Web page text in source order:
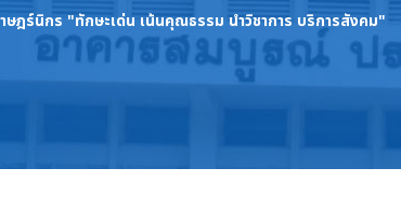
ฎร์นิกร"ทักษะเด่น เน้นคุณธรรม นำวิชาการ บริการสังคม"